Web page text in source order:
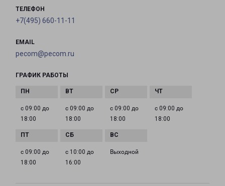
ТЕЛЕФОН
+7(495) 660-11-11
EMAIL
pecom@pecom.ru
ГРАФИК РАБОТЫ
с 09:00 до
18:00
с 09:00 до
18:00
с 09:00 до
18:00
с 09:00 до
18:00
с 09:00 до
18:00
с 10:00 до
16:00
Выходной